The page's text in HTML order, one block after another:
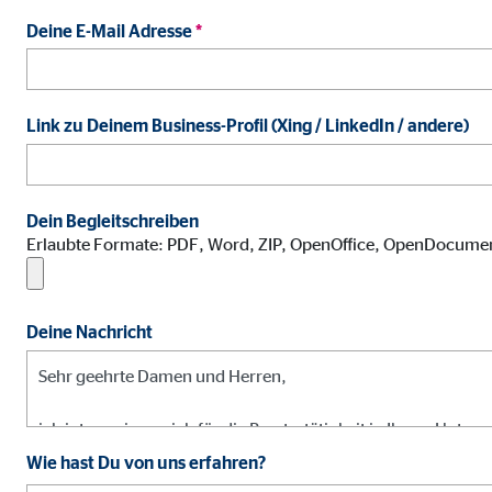
Deine E-Mail Adresse*
Link zu Deinem Business-Profil (Xing / LinkedIn / andere)
Dein Begleitschreiben
Erlaubte Formate: PDF, Word, ZIP, OpenOffice,
Deine Nachricht
Wie hast Du von uns erfahren?
Cookie Laufzeit: 24
ProvenExpert | Empfänger: OVB, Expert
Name:
Vimeo
Name: